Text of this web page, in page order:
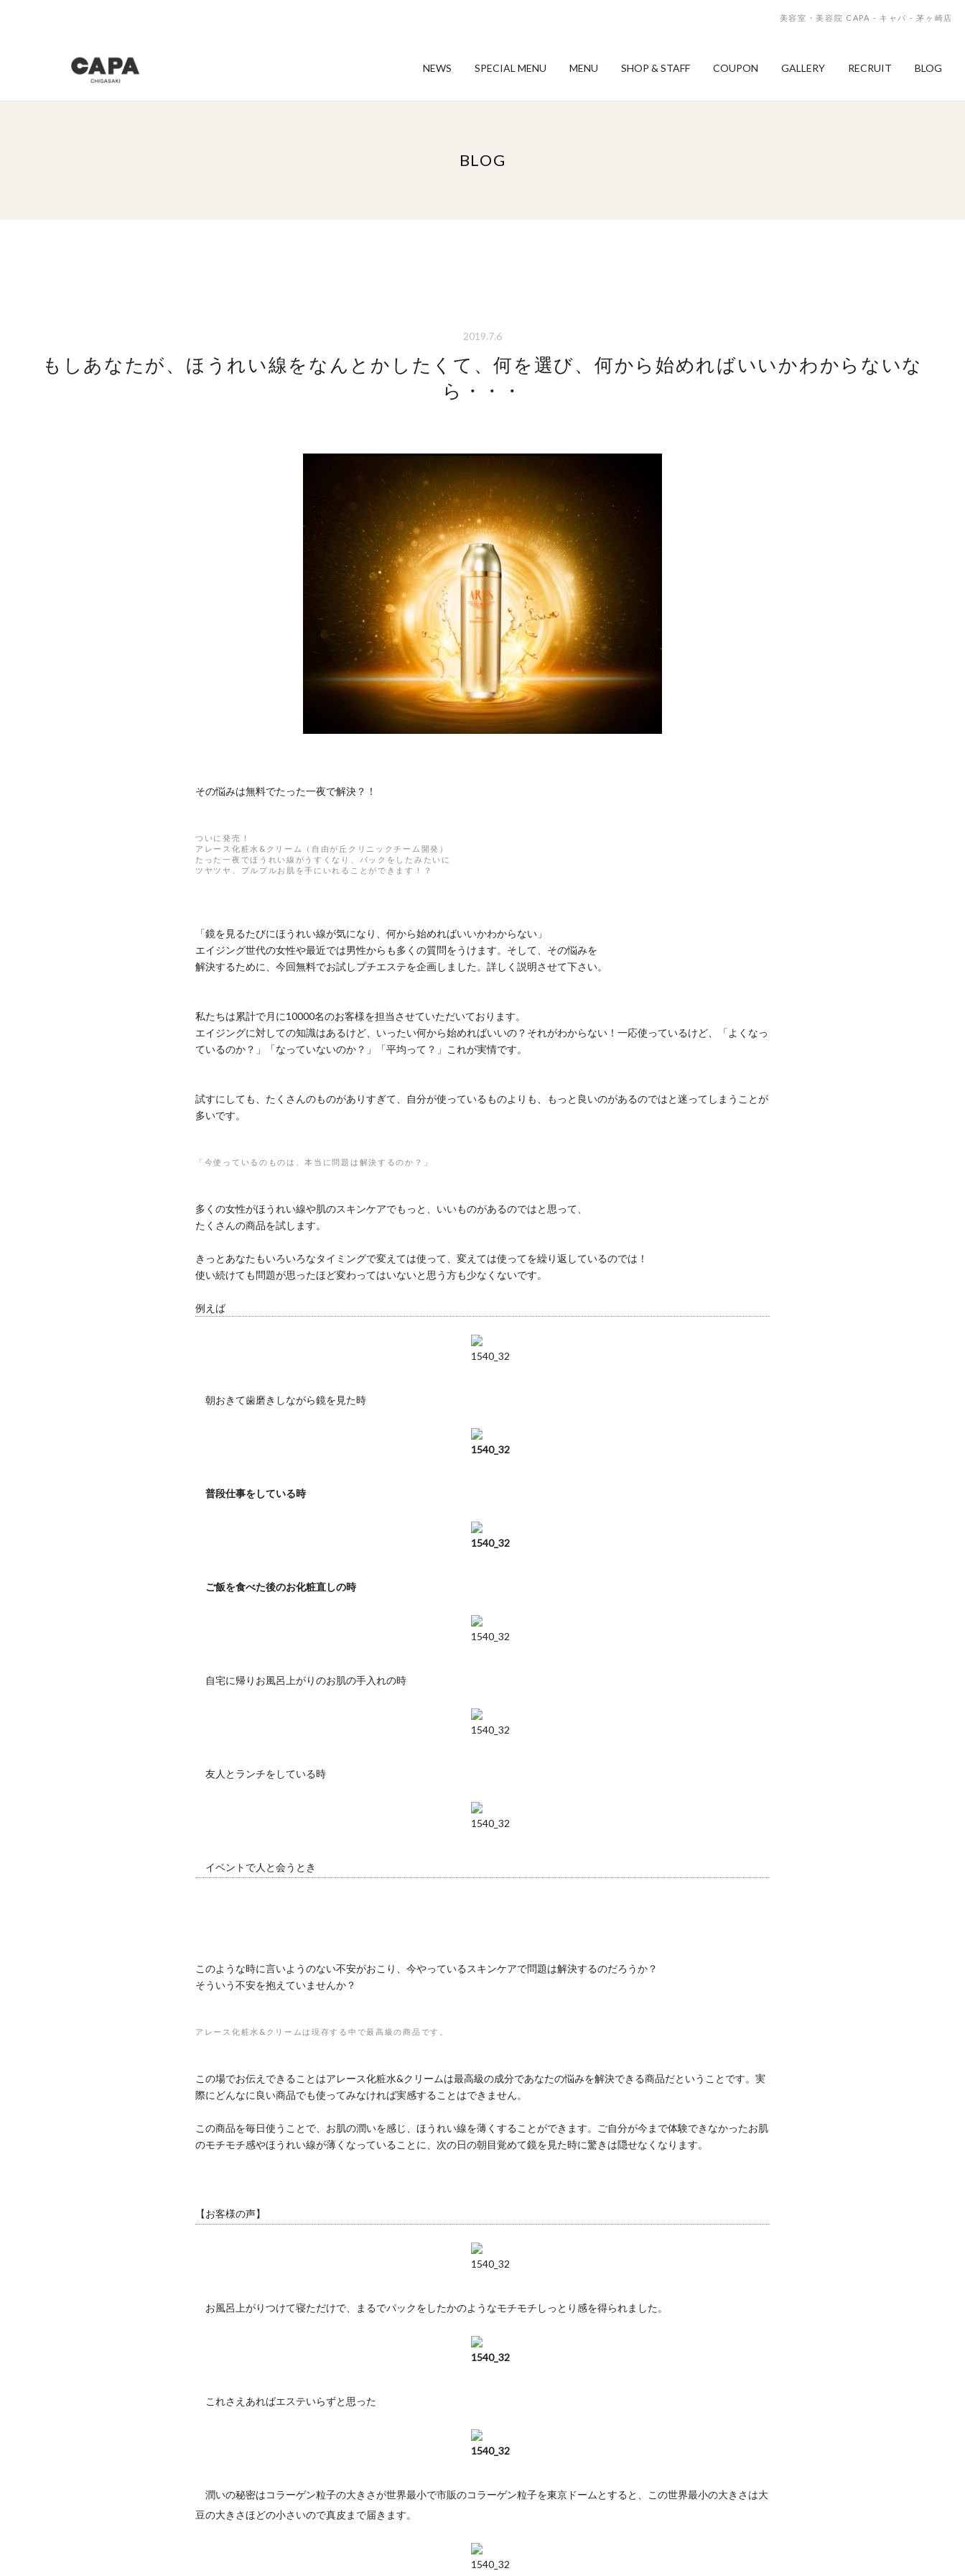
美容室・美容院 CAPA - キャパ - 茅ヶ崎店
NEWS SPECIAL MENU MENU SHOP & STAFF COUPON GALLERY RECRUIT BLOG
BLOG
2019.7.6
もしあなたが、ほうれい線をなんとかしたくて、何を選び、何から始めればいいかわからないな
ら・・・
その悩みは無料でたった一夜で解決？！
ついに発売！
アレース化粧水&クリーム（自由が丘クリニックチーム開発）
たった一夜でほうれい線がうすくなり、パックをしたみたいに
ツヤツヤ、プルプルお肌を手にいれることができます！？
「鏡を見るたびにほうれい線が気になり、何から始めればいいかわからない」
エイジング世代の女性や最近では男性からも多くの質問をうけます。そして、その悩みを
解決するために、今回無料でお試しプチエステを企画しました。詳しく説明させて下さい。
私たちは累計で月に10000名のお客様を担当させていただいております。
エイジングに対しての知識はあるけど、いったい何から始めればいいの？それがわからない！一応使っているけど、「よくなっ
ているのか？」「なっていないのか？」「平均って？」これが実情です。
試すにしても、たくさんのものがありすぎて、自分が使っているものよりも、もっと良いのがあるのではと迷ってしまうことが
多いです。
「今使っているのものは、本当に問題は解決するのか？」
多くの女性がほうれい線や肌のスキンケアでもっと、いいものがあるのではと思って、
たくさんの商品を試します。
きっとあなたもいろいろなタイミングで変えては使って、変えては使ってを繰り返しているのでは！
使い続けても問題が思ったほど変わってはいないと思う方も少なくないです。
例えば
朝おきて歯磨きしながら鏡を見た時
普段仕事をしている時
ご飯を食べた後のお化粧直しの時
自宅に帰りお風呂上がりのお肌の手入れの時
友人とランチをしている時
イベントで人と会うとき
このような時に言いようのない不安がおこり、今やっているスキンケアで問題は解決するのだろうか？
そういう不安を抱えていませんか？
アレース化粧水&クリームは現存する中で最高級の商品です。
この場でお伝えできることはアレース化粧水&クリームは最高級の成分であなたの悩みを解決できる商品だということです。実
際にどんなに良い商品でも使ってみなければ実感することはできません。
この商品を毎日使うことで、お肌の潤いを感じ、ほうれい線を薄くすることができます。ご自分が今まで体験できなかったお肌
のモチモチ感やほうれい線が薄くなっていることに、次の日の朝目覚めて鏡を見た時に驚きは隠せなくなります。
【お客様の声】
お風呂上がりつけて寝ただけで、まるでパックをしたかのようなモチモチしっとり感を得られました。
これさえあればエステいらずと思った
潤いの秘密はコラーゲン粒子の大きさが世界最小で市販のコラーゲン粒子を東京ドームとすると、この世界最小の大きさは大
豆の大きさほどの小さいので真皮まで届きます。